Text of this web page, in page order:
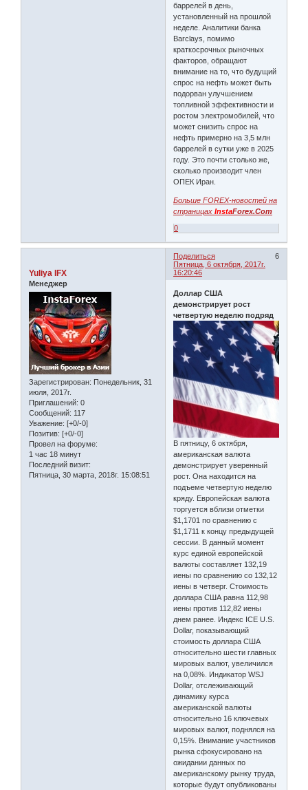
баррелей в день,
установленный на прошлой
неделе. Аналитики банка
Barclays, помимо
краткосрочных рыночных
факторов, обращают
внимание на то, что будущий
спрос на нефть может быть
подорван улучшением
топливной эффективности и
ростом электромобилей, что
может снизить спрос на
нефть примерно на 3,5 млн
баррелей в сутки уже в 2025
году. Это почти столько же,
сколько производит член
ОПЕК Иран.
Больше FOREX-новостей на
страницахInstaForex.Com
0
Поделиться
6
Пятница, 6 октября, 2017г.
16:20:46
Yuliya IFX
Менеджер
Зарегистрирован: Понедельник, 31
июля, 2017г.
Приглашений: 0
Сообщений: 117
Уважение: [+0/-0]
Позитив: [+0/-0]
Провел на форуме:
1 час 18 минут
Последний визит:
Пятница, 30 марта, 2018г. 15:08:51
Доллар США
демонстрирует рост
четвертую неделю подряд
В пятницу, 6 октября,
американская валюта
демонстрирует уверенный
рост. Она находится на
подъеме четвертую неделю
кряду. Европейская валюта
торгуется вблизи отметки
$1,1701 по сравнению с
$1,1711 к концу предыдущей
сессии. В данный момент
курс единой европейской
валюты составляет 132,19
иены по сравнению со 132,12
иены в четверг. Стоимость
доллара США равна 112,98
иены против 112,82 иены
днем ранее. Индекс ICE U.S.
Dollar, показывающий
стоимость доллара США
относительно шести главных
мировых валют, увеличился
на 0,08%. Индикатор WSJ
Dollar, отслеживающий
динамику курса
американской валюты
относительно 16 ключевых
мировых валют, поднялся на
0,15%. Внимание участников
рынка сфокусировано на
ожидании данных по
американскому рынку труда,
которые будут опубликованы